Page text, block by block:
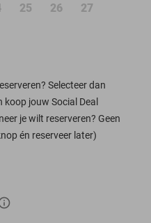
25 26 27
Selecteer dan
koop jouw Social Deal
je wilt reserveren? Geen
én reserveer later)